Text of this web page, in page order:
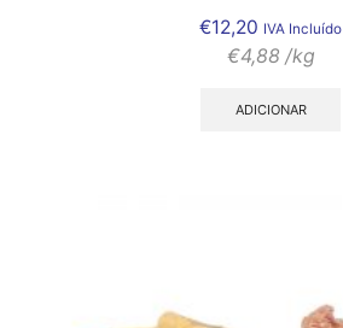
€12,20 IVA Incluído
€4,88 /kg
ADICIONAR